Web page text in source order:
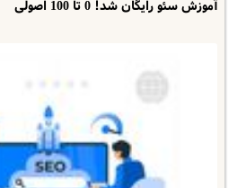
آموزش سئو رایگان شد! 0 تا 100 اصولی